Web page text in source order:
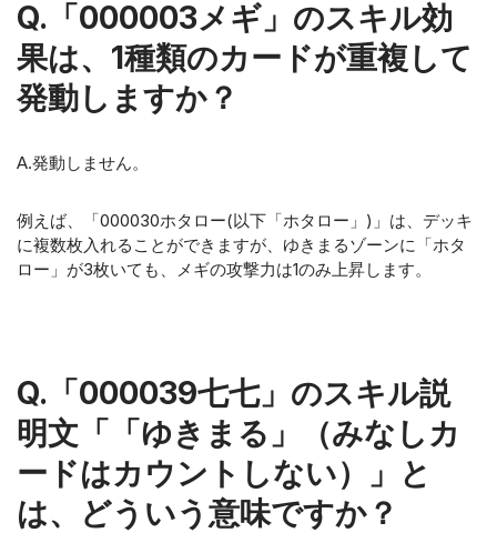
Q.「000003メギ」のスキル効
果は、1種類のカードが重複して
発動しますか？
A.発動しません。
例えば、「000030ホタロー(以下「ホタロー」)」は、デッキ
に複数枚入れることができますが、ゆきまるゾーンに「ホタ
ロー」が3枚いても、メギの攻撃力は1のみ上昇します。
Q.「000039七七」のスキル説
明文「「ゆきまる」（みなしカ
ードはカウントしない）」と
は、どういう意味ですか？